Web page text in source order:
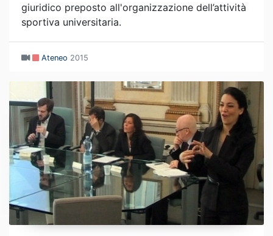
giuridico preposto all'organizzazione dell’attività
sportiva universitaria.
Ateneo 2015